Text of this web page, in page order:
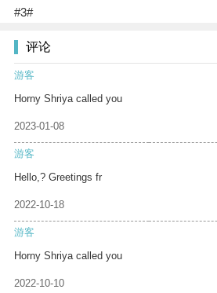
#3#
评论
游客
Horny Shriya called you
2023-01-08
游客
Hello,? Greetings fr
2022-10-18
游客
Horny Shriya called you
2022-10-10